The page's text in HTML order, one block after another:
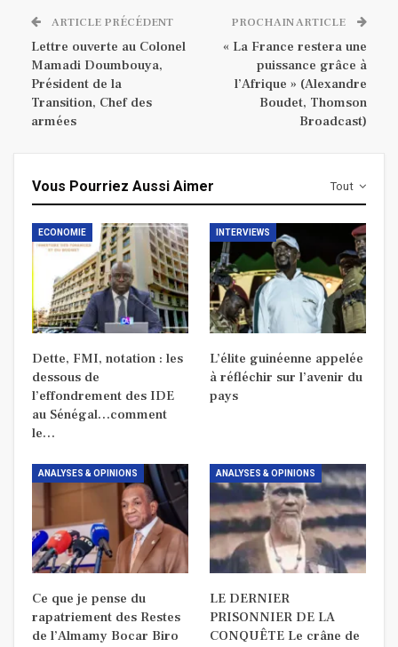
ARTICLE PRÉCÉDENT
Lettre ouverte au Colonel
Mamadi Doumbouya,
Président de la
Transition, Chef des
armées
PROCHAIN ARTICLE
« La France restera une
puissance grâce à
l’Afrique » (Alexandre
Boudet, Thomson
Broadcast)
Tout
Vous Pourriez Aussi Aimer
ECONOMIE
Dette, FMI, notation : les
dessous de
l’effondrement des IDE
au Sénégal…comment
le…
INTERVIEWS
L’élite guinéenne appelée
à réfléchir sur l’avenir du
pays
ANALYSES & OPINIONS
Ce que je pense du
rapatriement des Restes
de l’Almamy Bocar Biro
ANALYSES & OPINIONS
LE DERNIER
PRISONNIER DE LA
CONQUÊTE Le crâne de